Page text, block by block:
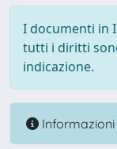
I documenti in
tutti i diritti
indicazione.
Informazioni